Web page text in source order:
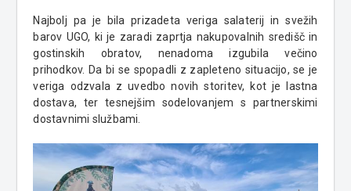
Najbolj pa je bila prizadeta veriga salaterij in svežih
barov UGO, ki je zaradi zaprtja nakupovalnih središč in
gostinskih obratov, nenadoma izgubila večino
prihodkov. Da bi se spopadli z zapleteno situacijo, se je
veriga odzvala z uvedbo novih storitev, kot je lastna
dostava, ter tesnejšim sodelovanjem s partnerskimi
dostavnimi službami.